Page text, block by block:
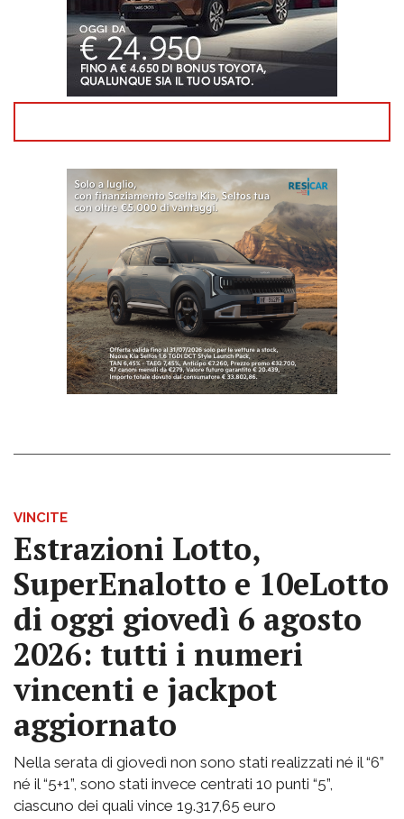
VINCITE
Estrazioni Lotto,
SuperEnalotto e 10eLotto
di oggi giovedì 6 agosto
2026: tutti i numeri
vincenti e jackpot
aggiornato
Nella serata di giovedì non sono stati realizzati né il “6”
né il “5+1”, sono stati invece centrati 10 punti “5”,
ciascuno dei quali vince 19.317,65 euro